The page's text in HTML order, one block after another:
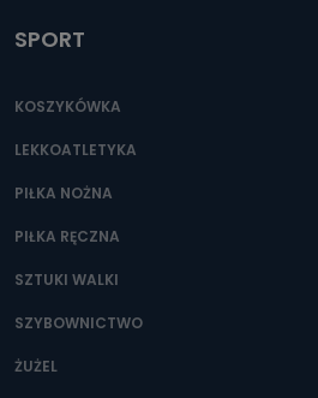
SPORT
KOSZYKÓWKA
LEKKOATLETYKA
PIŁKA NOŻNA
PIŁKA RĘCZNA
SZTUKI WALKI
SZYBOWNICTWO
ŻUŻEL